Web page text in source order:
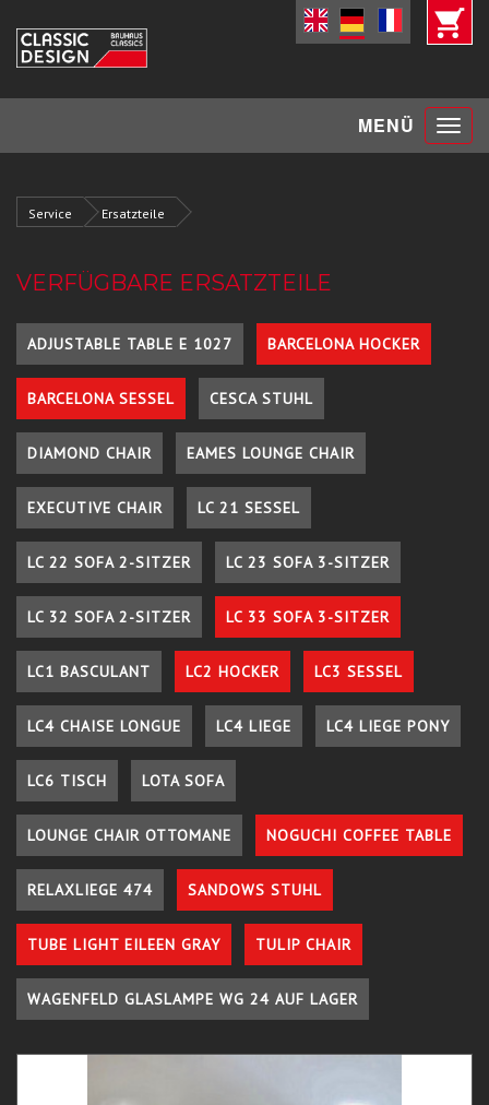
MENÜ Toggle
Service Ersatzteile
VERFÜGBARE ERSATZTEILE
ADJUSTABLE TABLE E 1027 BARCELONA HOCKER
BARCELONA SESSEL CESCA STUHL
DIAMOND CHAIR EAMES LOUNGE CHAIR
EXECUTIVE CHAIR LC 21 SESSEL
LC 22 SOFA 2-SITZER LC 23 SOFA 3-SITZER
LC 32 SOFA 2-SITZER LC 33 SOFA 3-SITZER
LC1 BASCULANT LC2 HOCKER LC3 SESSEL
LC4 CHAISE LONGUE LC4 LIEGE LC4 LIEGE PONY
LC6 TISCH LOTA SOFA
LOUNGE CHAIR OTTOMANE NOGUCHI COFFEE TABLE
RELAXLIEGE 474 SANDOWS STUHL
TUBE LIGHT EILEEN GRAY TULIP CHAIR
WAGENFELD GLASLAMPE WG 24 AUF LAGER